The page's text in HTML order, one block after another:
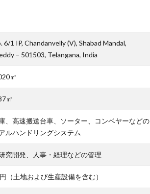
6/1 IP, Chandanvelly (V), Shabad Mandal,
– 501503, Telangana, India
㎡
㎡
、高速搬送台車、ソーター、コンベヤーなどの
ルハンドリングシステム
究開発、人事・経理などの管理
（土地および生産設備を含む）